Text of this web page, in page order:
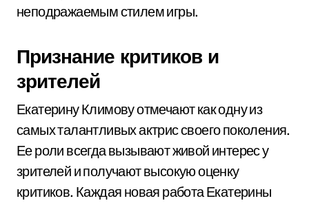
неподражаемым стилем игры.
Признание критиков и
зрителей
Екатерину Климову отмечают как одну из
самых талантливых актрис своего поколения.
Ее роли всегда вызывают живой интерес у
зрителей и получают высокую оценку
критиков. Каждая новая работа Екатерины